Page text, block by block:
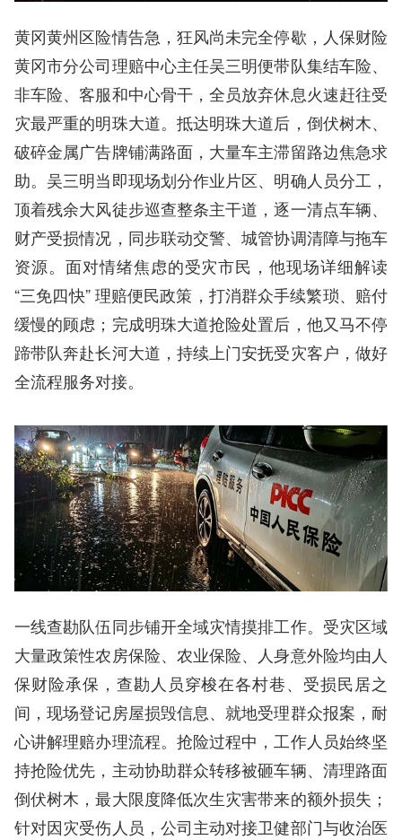
黄冈黄州区险情告急，狂风尚未完全停歇，人保财险
黄冈市分公司理赔中心主任吴三明便带队集结车险、
非车险、客服和中心骨干，全员放弃休息火速赶往受
灾最严重的明珠大道。抵达明珠大道后，倒伏树木、
破碎金属广告牌铺满路面，大量车主滞留路边焦急求
助。吴三明当即现场划分作业片区、明确人员分工，
顶着残余大风徒步巡查整条主干道，逐一清点车辆、
财产受损情况，同步联动交警、城管协调清障与拖车
资源。面对情绪焦虑的受灾市民，他现场详细解读
“三免四快” 理赔便民政策，打消群众手续繁琐、赔付
缓慢的顾虑；完成明珠大道抢险处置后，他又马不停
蹄带队奔赴长河大道，持续上门安抚受灾客户，做好
全流程服务对接。
一线查勘队伍同步铺开全域灾情摸排工作。受灾区域
大量政策性农房保险、农业保险、人身意外险均由人
保财险承保，查勘人员穿梭在各村巷、受损民居之
间，现场登记房屋损毁信息、就地受理群众报案，耐
心讲解理赔办理流程。抢险过程中，工作人员始终坚
持抢险优先，主动协助群众转移被砸车辆、清理路面
倒伏树木，最大限度降低次生灾害带来的额外损失；
针对因灾受伤人员，公司主动对接卫健部门与收治医